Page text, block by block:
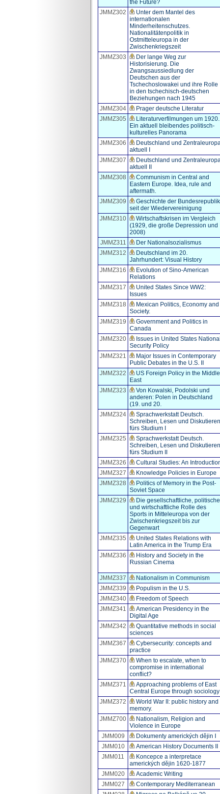
the Future?
JMMZ302
Unter dem Mantel des
internationalen
Minderheitenschutzes.
Nationalitätenpolitik in
Ostmitteleuropa in der
Zwischenkriegszeit
JMMZ303
Der lange Weg zur
Historisierung. Die
Zwangsaussiedlung der
Deutschen aus der
Tschechoslowakei und ihre Rolle
in den tschechisch-deutschen
Beziehungen nach 1945
JMMZ304
Prager deutsche Literatur
JMMZ305
Literaturverfilmungen um 1920.
Ein aktuell bleibendes politisch-
kulturelles Panorama
JMMZ306
Deutschland und
aktuell I
JMMZ307
Deutschland und
aktuell II
JMMZ308
Communism in Central and
Eastern Europe. Idea, rule and
aftermath.
JMMZ309
Geschichte der Bundesrepublik
seit der Wiedervereinigung
JMMZ310
Wirtschaftskrisen im Vergleich
(1929, die große Depression und
2008)
JMMZ311
Der Nationalsozialismus
JMMZ312
Deutschland im 20.
Jahrhundert: Visual History
JMMZ316
Evolution of Sino-American
Relations
JMMZ317
United States Since WW2:
Issues
JMMZ318
Mexican Politics, Economy and
Society.
JMMZ319
Government and Politics in
Canada
JMMZ320
Issues in United States
Security Policy
JMMZ321
Major Issues in Contemporary
Public Debates in the U.S. II
JMMZ322
US Foreign Policy in the Middle
East
JMMZ323
Von Kowalski, Podolski und
anderen: Polen in Deutschland
(19. und 20.
JMMZ324
Sprachwerkstatt Deutsch.
Schreiben, Lesen und Diskutieren
fürs Studium I
JMMZ325
Sprachwerkstatt Deutsch.
Schreiben, Lesen und Diskutieren
fürs Studium II
JMMZ326
Cultural Studies: An
JMMZ327
Knowledge Policies in Europe
JMMZ328
Politics of Memory in the Post-
Soviet Space
JMMZ329
Die gesellschaftliche, politische
und wirtschaftliche Rolle des
Sports in Mitteleuropa von der
Zwischenkriegszeit bis zur
Gegenwart
JMMZ335
United States Relations with
Latin America in the Trump Era
JMMZ336
History and Society in the
Russian Cinema
JMMZ337
Nationalism in Communism
JMMZ339
Populism in the U.S.
JMMZ340
Freedom of Speech
JMMZ341
American Presidency in the
Digital Age
JMMZ342
Quantitative methods in social
sciences
JMMZ367
Cybersecurity: concepts and
practice
JMMZ370
When to escalate, when to
compromise in international
conflict?
JMMZ371
Approaching problems of East
Central Europe through sociology
JMMZ372
World War II: public history and
memory.
JMMZ700
Nationalism, Religion and
Violence in Europe
JMM009
Dokumenty amerických dějin I
JMM010
American History Documents II
JMM011
Koncepce a interpretace
amerických dějin 1620-1877
JMM020
Academic Writing
JMM027
Contemporary Mediterranean